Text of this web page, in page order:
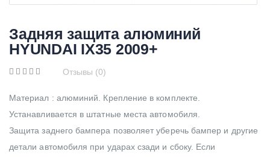
Задняя защита алюминий
HYUNDAI IX35 2009+
Отзывы (0)
Материал : алюминий. Крепление в комплекте.
Устанавливается в штатные места автомобиля.
Защита заднего бампера позволяет уберечь бампер и другие
детали автомобиля при ударах сзади и сбоку. Если